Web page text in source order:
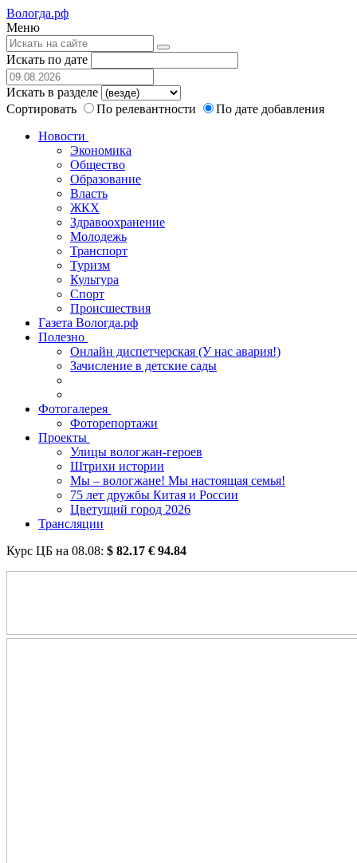
Вологда.рф
Меню
Искать по дате
Искать в разделе
Сортировать
По релевантности
По дате добавления
Новости
Экономика
Общество
Образование
Власть
ЖКХ
Здравоохранение
Молодежь
Транспорт
Туризм
Культура
Спорт
Происшествия
Газета Вологда.рф
Полезно
Онлайн диспетчерская (У нас авария!)
Зачисление в детские сады
Фотогалерея
Фоторепортажи
Проекты
Улицы вологжан-героев
Штрихи истории
Мы – вологжане! Мы настоящая семья!
75 лет дружбы Китая и России
Цветущий город 2026
Трансляции
Курс ЦБ на 08.08: $ 82.17 € 94.84